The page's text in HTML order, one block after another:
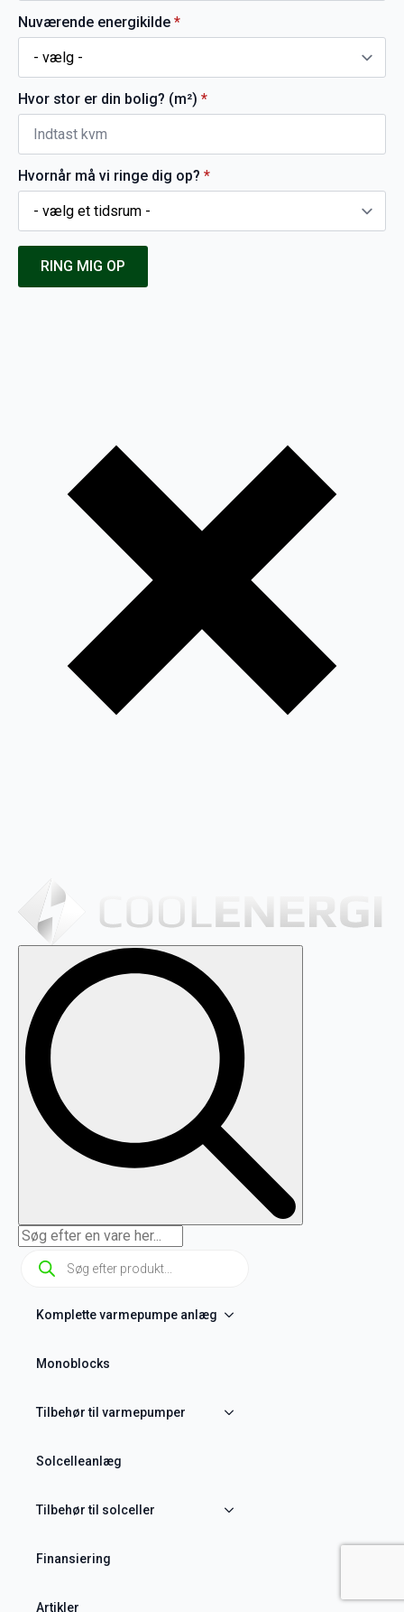
Nuværende energikilde *
Hvor stor er din bolig? (m²) *
Hvornår må vi ringe dig op? *
RING MIG OP
Products
search
Komplette varmepumpe anlæg
Monoblocks
Tilbehør til varmepumper
Solcelleanlæg
Tilbehør til solceller
Finansiering
Artikler